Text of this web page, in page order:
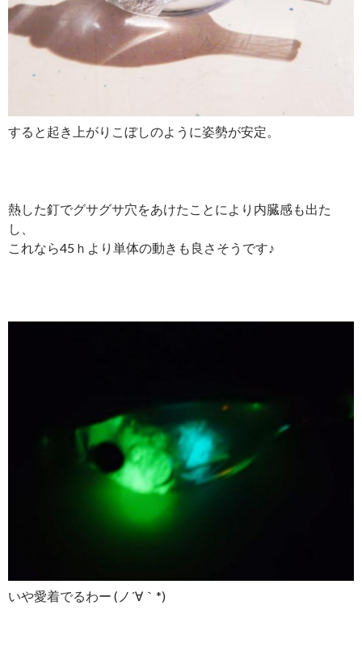
すると起き上がりこぼしのように姿勢が安定。
熱した釘でグサグサ穴をあけたことにより内臓感も出た
し、
これなら45ｈより単体の動きも良さそうです♪
いや愛着でるわー (ノ´∀｀*)